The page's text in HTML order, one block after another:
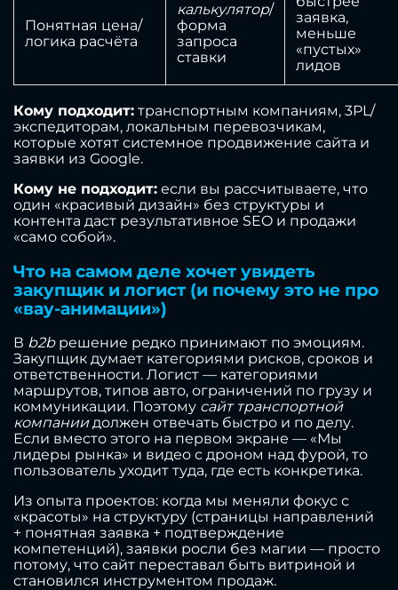
Понятная цена/
логика расчёта
калькулятор/
форма
запроса
ставки
заявка,
меньше
«пустых»
лидов
Кому подходит: транспортным компаниям, 3PL/
экспедиторам, локальным перевозчикам,
которые хотят системное продвижение сайта и
заявки из Google.
Кому не подходит: если вы рассчитываете, что
один «красивый дизайн» без структуры и
контента даст результативное SEO и продажи
«само собой».
Что на самом деле хочет увидеть
закупщик и логист (и почему это не про
«вау-анимации»)
В b2bрешение редко принимают по эмоциям.
Закупщик думает категориями рисков, сроков и
ответственности. Логист — категориями
маршрутов, типов авто, ограничений по грузу и
коммуникации. Поэтому сайт транспортной
компаниидолжен отвечать быстро и по делу.
Если вместо этого на первом экране — «Мы
лидеры рынка» и видео с дроном над фурой, то
пользователь уходит туда, где есть конкретика.
Из опыта проектов: когда мы меняли фокус с
«красоты» на структуру (страницы направлений
+ понятная заявка + подтверждение
компетенций), заявки росли без магии — просто
потому, что сайт переставал быть витриной и
становился инструментом продаж.